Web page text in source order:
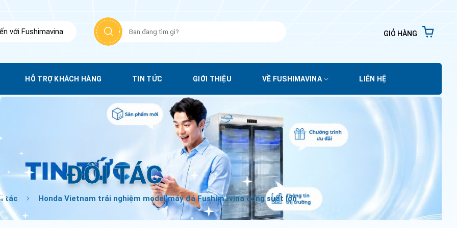
với Fushimavina
Tìm
kiếm:
GIỎ HÀNG
HỖ TRỢ KHÁCH HÀNG TIN TỨC GIỚI THIỆU VỀ FUSHIMAVINA LIÊN HỆ
ĐỐI TÁC
tác Honda Vietnam trải nghiệm model máy đá Fushimavina công suất lớn